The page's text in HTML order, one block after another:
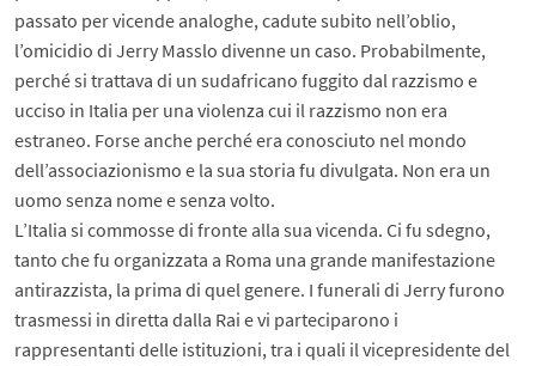
passato per vicende analoghe, cadute subito nell’oblio,
l’omicidio di Jerry Masslo divenne un caso. Probabilmente,
perché si trattava di un sudafricano fuggito dal razzismo e
ucciso in Italia per una violenza cui il razzismo non era
estraneo. Forse anche perché era conosciuto nel mondo
dell’associazionismo e la sua storia fu divulgata. Non era un
uomo senza nome e senza volto.
L’Italia si commosse di fronte alla sua vicenda. Ci fu sdegno,
tanto che fu organizzata a Roma una grande manifestazione
antirazzista, la prima di quel genere. I funerali di Jerry furono
trasmessi in diretta dalla Rai e vi parteciparono i
rappresentanti delle istituzioni, tra i quali il vicepresidente del